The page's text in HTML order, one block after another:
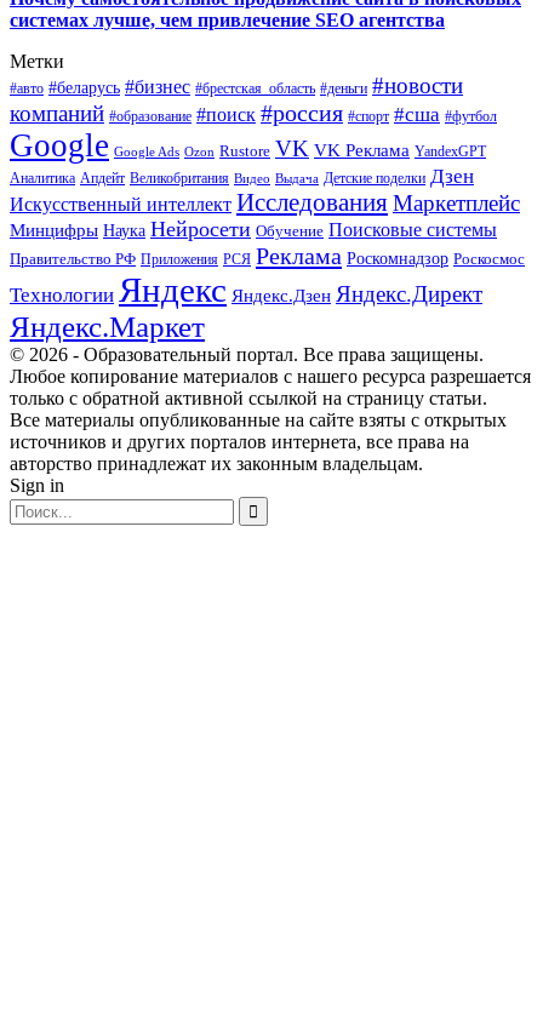
системах лучше, чем привлечение SEO агентства
Метки
#авто #беларусь #бизнес #брестская_область #деньги #новости
компаний #образование #поиск #россия #спорт #сша #футбол
Google Google Ads Ozon Rustore VK VK Реклама YandexGPT
Аналитика Апдейт Великобритания Видео Выдача Детские поделки Дзен
Искусственный интеллект ИсследованияМаркетплейс
Минцифры Наука Нейросети Обучение Поисковые системы
Правительство РФ Приложения РСЯ Реклама Роскомнадзор Роскосмос
Технологии Яндекс Яндекс.Дзен Яндекс.Директ
Яндекс.Маркет
© 2026 - Образовательный портал. Все права защищены.
Любое копирование материалов с нашего ресурса разрешается
только с обратной активной ссылкой на страницу статьи.
Все материалы опубликованные на сайте взяты с открытых
источников и других порталов интернета, все права на
авторство принадлежат их законным владельцам.
Sign in